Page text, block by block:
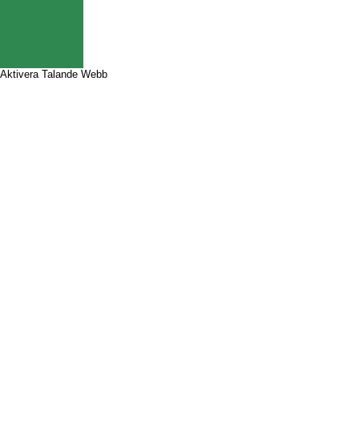
Aktivera Talande Webb